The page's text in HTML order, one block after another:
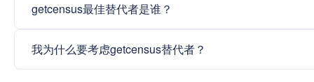
getcensus最佳替代者是谁？
我为什么要考虑getcensus替代者？